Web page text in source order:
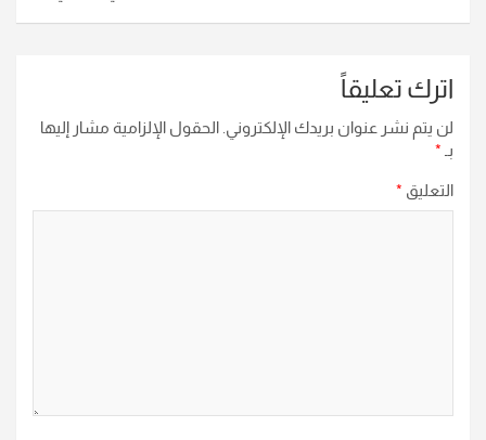
اترك تعليقاً
لن يتم نشر عنوان بريدك الإلكتروني. الحقول الإلزامية مشار إليها
بـ *
التعليق *